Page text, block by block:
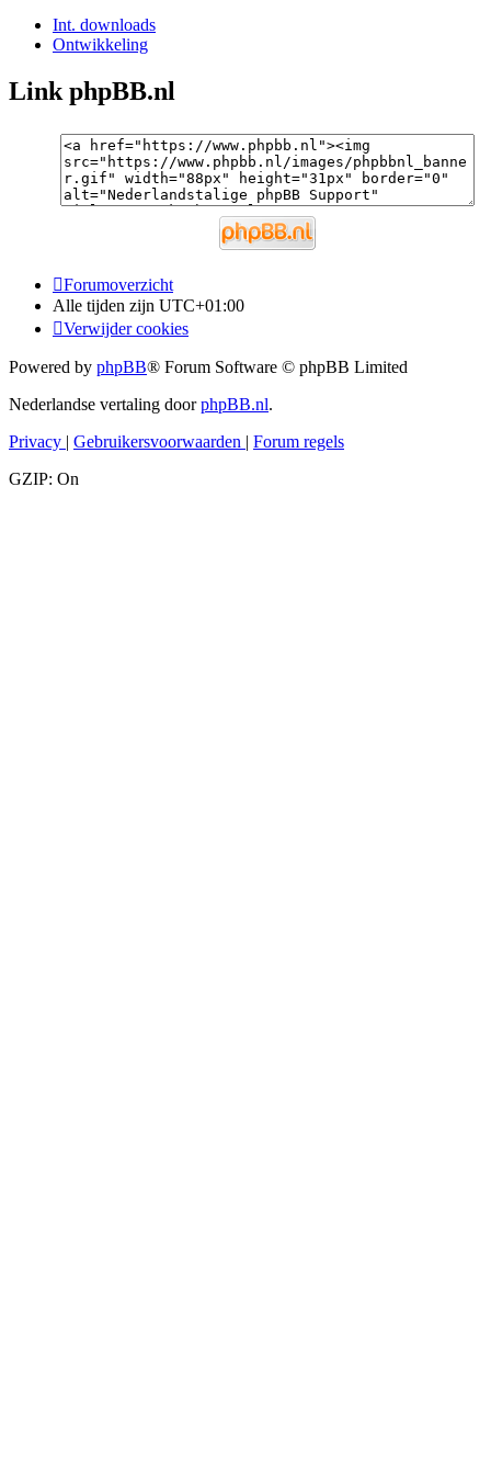
Int. downloads
Ontwikkeling
Link phpBB.nl
Forumoverzicht
Alle tijden zijn UTC+01:00
Verwijder cookies
Powered by phpBB® Forum Software © phpBB Limited
Nederlandse vertaling doorphpBB.nl.
Privacy | Gebruikersvoorwaarden | Forum regels
GZIP: On